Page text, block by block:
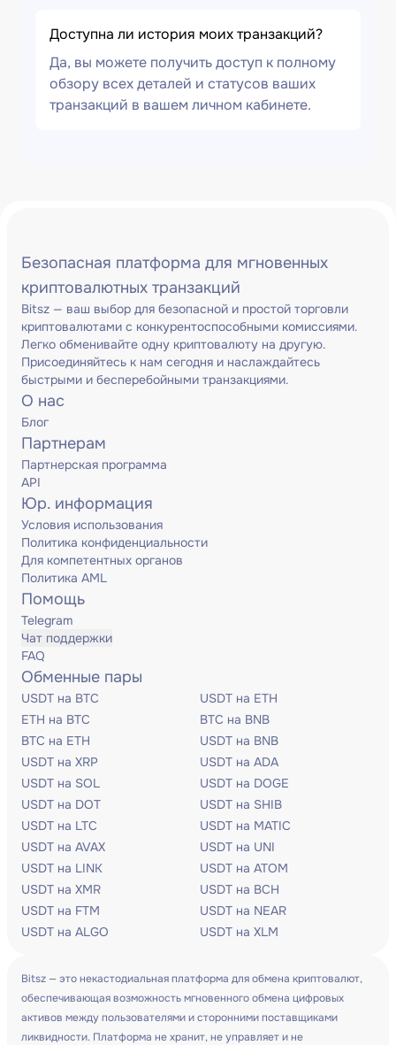
Доступна ли история моих транзакций?
Да, вы можете получить доступ к полному
обзору всех деталей и статусов ваших
транзакций в вашем личном кабинете.
Безопасная платформа для мгновенных
криптовалютных транзакций
Bitsz — ваш выбор для безопасной и простой торговли
криптовалютами с конкурентоспособными комиссиями.
Легко обменивайте одну криптовалюту на другую.
Присоединяйтесь к нам сегодня и наслаждайтесь
быстрыми и бесперебойными транзакциями.
О нас
Блог
Партнерам
Партнерская программа
API
Юр. информация
Условия использования
Политика конфиденциальности
Для компетентных органов
Политика AML
Помощь
Telegram
Чат поддержки
FAQ
Обменные пары
USDT на BTC
USDT на ETH
ETH на BTC
BTC на BNB
BTC на ETH
USDT на BNB
USDT на XRP
USDT на ADA
USDT на SOL
USDT на DOGE
USDT на DOT
USDT на SHIB
USDT на LTC
USDT на MATIC
USDT на AVAX
USDT на UNI
USDT на LINK
USDT на ATOM
USDT на XMR
USDT на BCH
USDT на FTM
USDT на NEAR
USDT на ALGO
USDT на XLM
Bitsz — это некастодиальная платформа для обмена криптовалют,
обеспечивающая возможность мгновенного обмена цифровых
активов между пользователями и сторонними поставщиками
ликвидности. Платформа не хранит, не управляет и не